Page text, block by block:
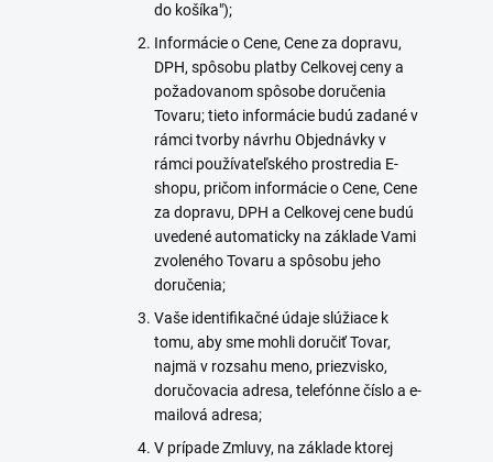
do košíka");
Informácie o Cene, Cene za dopravu,
DPH, spôsobu platby Celkovej ceny a
požadovanom spôsobe doručenia
Tovaru; tieto informácie budú zadané v
rámci tvorby návrhu Objednávky v
rámci používateľského prostredia E-
shopu, pričom informácie o Cene, Cene
za dopravu, DPH a Celkovej cene budú
uvedené automaticky na základe Vami
zvoleného Tovaru a spôsobu jeho
doručenia;
Vaše identifikačné údaje slúžiace k
tomu, aby sme mohli doručiť Tovar,
najmä v rozsahu meno, priezvisko,
doručovacia adresa, telefónne číslo a e-
mailová adresa;
V prípade Zmluvy, na základe ktorej